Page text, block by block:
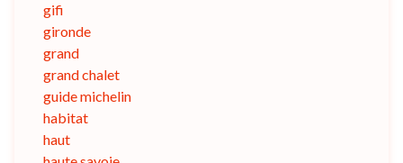
gifi
gironde
grand
grand chalet
guide michelin
habitat
haut